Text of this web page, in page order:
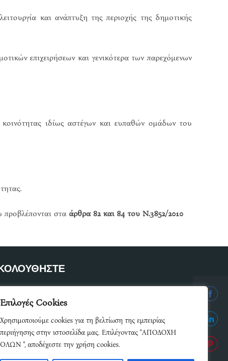
Επιλογές Cookies
Χρησιμοποιούμε cookies για τη βελτίωση της εμπειρίας
περιήγησης στην ιστοσελίδα μας. Επιλέγοντας "ΑΠΟΔΟΧΗ
ΟΛΩΝ ", αποδέχεστε την χρήση cookies.
και ανάπτυξη της περιοχής της δημοτικής
επιχειρήσεων και γενικότερα των παρεχόμενων
ιδίως αστέγων και ευπαθών ομάδων του
στα άρθρα 82 και 84 του Ν.3852/2010
on
on